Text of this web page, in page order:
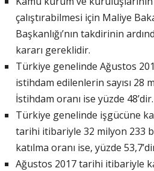
çalıştırabilmesi için Maliye
Başkanlığı’nın takdirinin
kararı gereklidir.
Türkiye genelinde Ağustos
istihdam edilenlerin sayısı 28
İstihdam oranı ise yüzde 48’dir.
Türkiye genelinde işgücüne
tarihi itibariyle 32 milyon 233
katılma oranı ise, yüzde
Ağustos 2017 tarihi itibariyle